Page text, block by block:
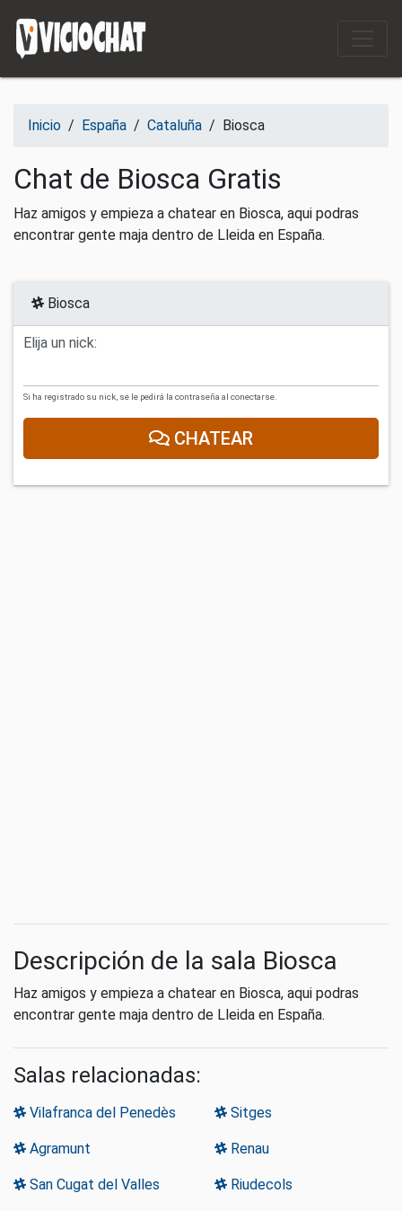
Inicio / España / Cataluña / Biosca
Chat de Biosca Gratis
Haz amigos y empieza a chatear en Biosca, aqui podras
encontrar gente maja dentro de Lleida en España.
Biosca
Elija un nick:
Si ha registrado su nick, se le pedirá la contraseña al conectarse.
CHATEAR
Descripción de la sala Biosca
Haz amigos y empieza a chatear en Biosca, aqui podras
encontrar gente maja dentro de Lleida en España.
Salas relacionadas:
Vilafranca del Penedès Sitges
Agramunt Renau
San Cugat del Valles Riudecols